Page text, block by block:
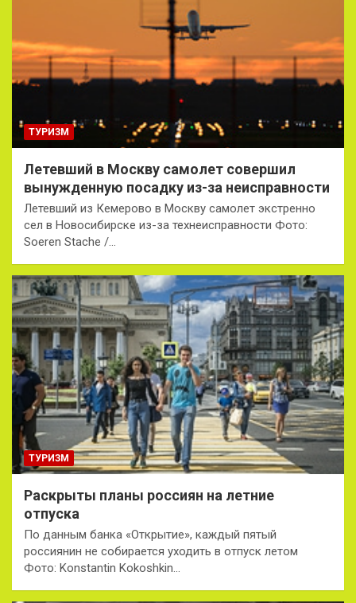
ТУРИЗМ
Летевший в Москву самолет совершил
вынужденную посадку из-за неисправности
Летевший из Кемерово в Москву самолет экстренно
сел в Новосибирске из-за технеисправности Фото:
Soeren Stache /…
ТУРИЗМ
Раскрыты планы россиян на летние
отпуска
По данным банка «Открытие», каждый пятый
россиянин не собирается уходить в отпуск летом
Фото: Konstantin Kokoshkin…